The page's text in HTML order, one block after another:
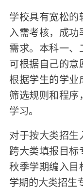
学校具有宽松
入需考核，成
需求。本科一、
可根据自己的
根据学生的学业
筛选规则和程
学习。
对于按大类招
跨大类填报目
秋季学期编入目
学期的大类招生